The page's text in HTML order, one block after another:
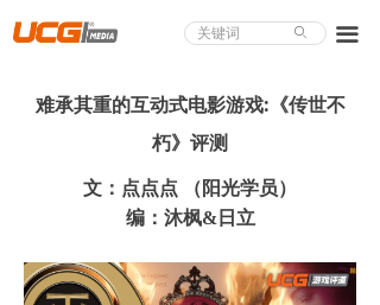
끀
About UCG
游戏视频
ꄙ
文：点点点 （阳光学员）
编：沐枫&日立
难承其重的互动式电影游戏:《传世不
朽》评测